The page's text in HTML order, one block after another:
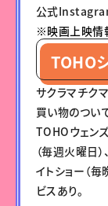
公式
※映画上映情
TOHO
サクラマチク
買い物のつい
TOHOウェン
（毎週火曜日
イトショー（
ビスあり。